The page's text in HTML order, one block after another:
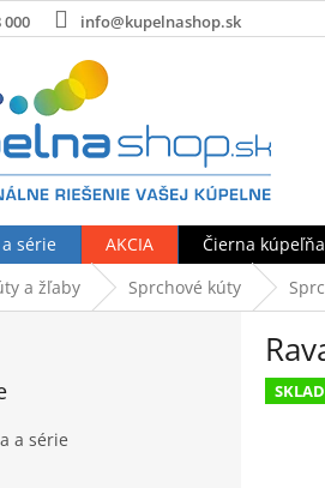
000 info@kupelnashop.sk
série AKCIA Čierna kúpeľňa
a žľaby Sprchové kúty
a série